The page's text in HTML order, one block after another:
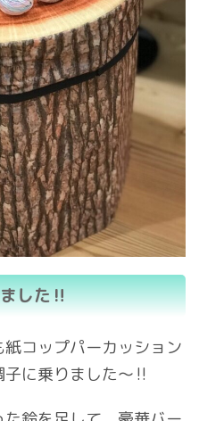
した‼︎
コップパーカッション
子に乗りました〜‼︎